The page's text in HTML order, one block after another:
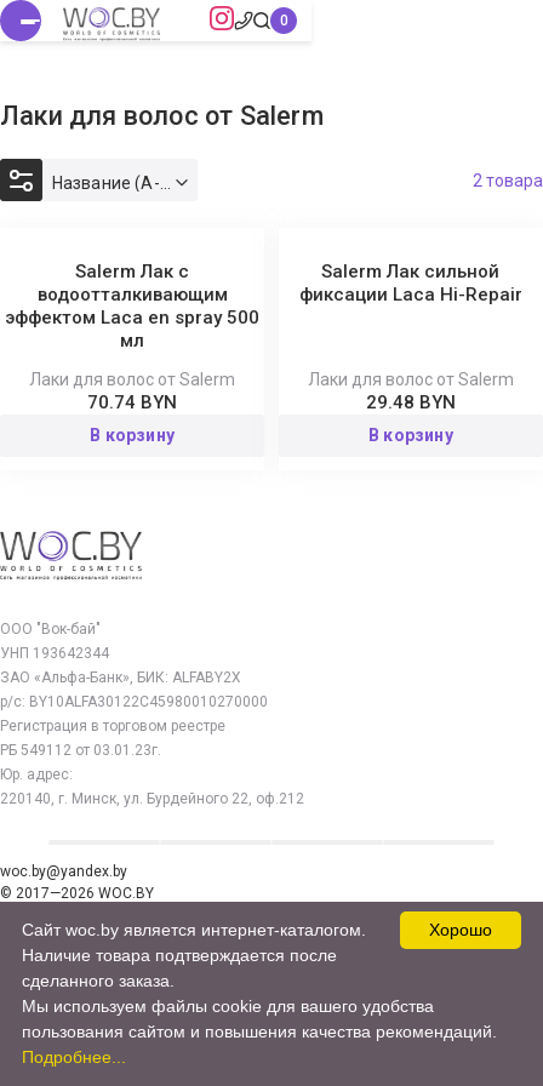
Лаки для волос от Salerm
2 товара
Salerm Лак с
водоотталкивающим
эффектом Laca en spray 500
мл
Лаки для волос от Salerm
70.74 BYN
В корзину
Salerm Лак сильной
фиксации Laca Hi-Repair
Лаки для волос от Salerm
29.48 BYN
В корзину
ООО "Вок-бай"
УНП 193642344
ЗАО «Альфа-Банк», БИК: ALFABY2X
р/с: BY10ALFA30122C45980010270000
Регистрация в торговом реестре
РБ 549112 от 03.01.23г.
Юр. адрес:
220140, г. Минск, ул. Бурдейного 22, оф.212
woc.by@yandex.by
© 2017—2026 WOC.BY
Хорошо
Сайт woc.by является интернет-каталогом.
Наличие товара подтверждается после
сделанного заказа.
Мы используем файлы cookie для вашего удобства
пользования сайтом и повышения качества рекомендаций.
Подробнее...